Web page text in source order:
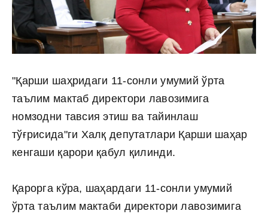
"Қарши шаҳридаги 11-сонли умумий ўрта
таълим мактаб директори лавозимига
номзодни тавсия этиш ва тайинлаш
тўғрисида"ги Халқ депутатлари Қарши шаҳар
кенгаши қарори қабул қилинди.
Қарорга кўра, шаҳардаги 11-сонли умумий
ўрта таълим мактаби директори лавозимига